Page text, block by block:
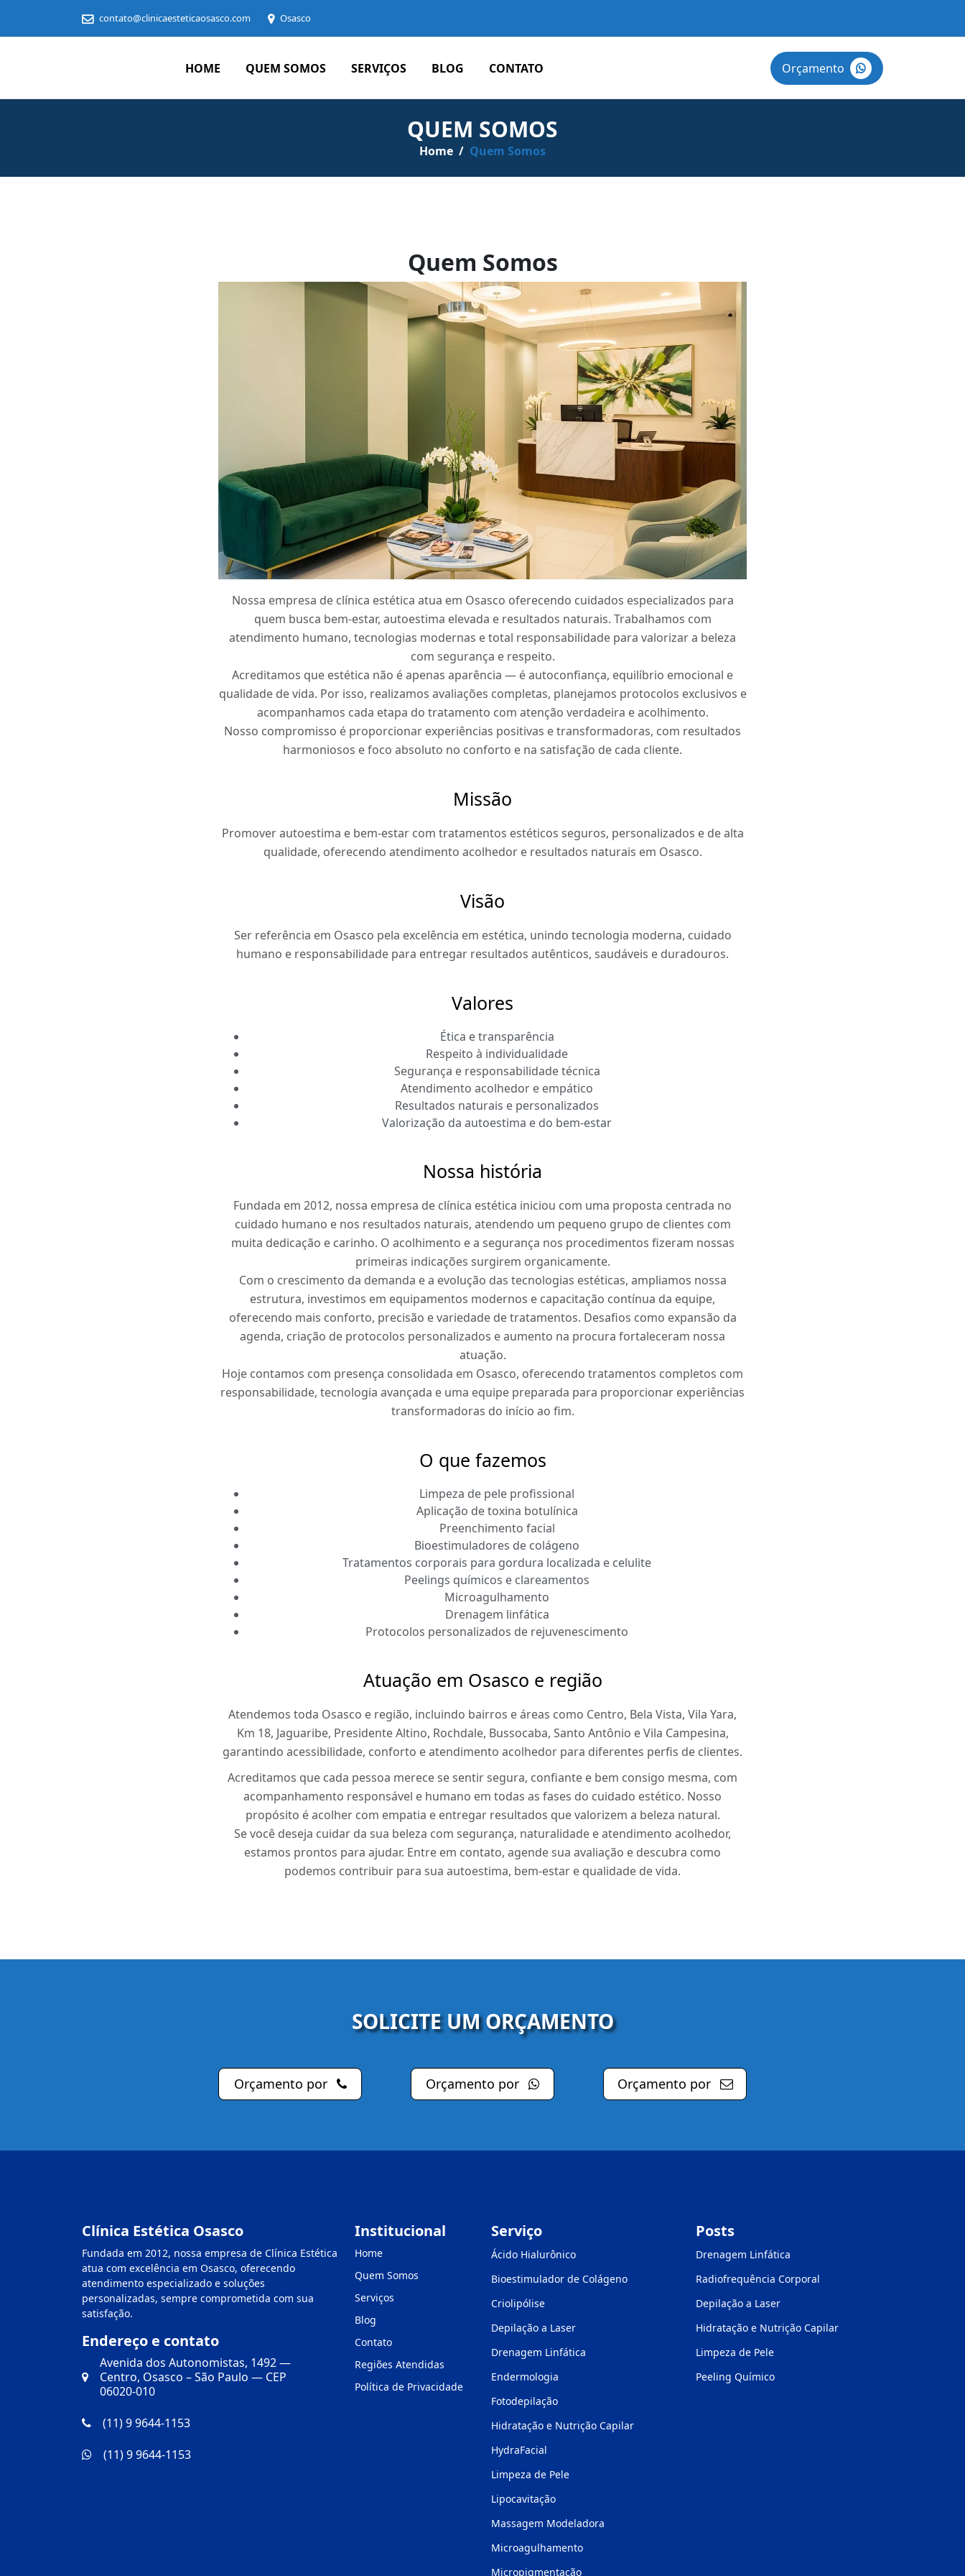
contato@clinicaesteticaosasco.com Osasco
HOME QUEM SOMOS SERVIÇOS BLOG CONTATO Orçamento
QUEM SOMOS
Home / Quem Somos
Quem Somos
Nossa empresa de clínica estética atua em Osasco oferecendo cuidados especializados para
quem busca bem-estar, autoestima elevada e resultados naturais. Trabalhamos com
atendimento humano, tecnologias modernas e total responsabilidade para valorizar a beleza
com segurança e respeito.
Acreditamos que estética não é apenas aparência — é autoconfiança, equilíbrio emocional e
qualidade de vida. Por isso, realizamos avaliações completas, planejamos protocolos exclusivos e
acompanhamos cada etapa do tratamento com atenção verdadeira e acolhimento.
Nosso compromisso é proporcionar experiências positivas e transformadoras, com resultados
harmoniosos e foco absoluto no conforto e na satisfação de cada cliente.
Missão
Promover autoestima e bem-estar com tratamentos estéticos seguros, personalizados e de alta
qualidade, oferecendo atendimento acolhedor e resultados naturais em Osasco.
Visão
Ser referência em Osasco pela excelência em estética, unindo tecnologia moderna, cuidado
humano e responsabilidade para entregar resultados autênticos, saudáveis e duradouros.
Valores
Ética e transparência
Respeito à individualidade
Segurança e responsabilidade técnica
Atendimento acolhedor e empático
Resultados naturais e personalizados
Valorização da autoestima e do bem-estar
Nossa história
Fundada em 2012, nossa empresa de clínica estética iniciou com uma proposta centrada no
cuidado humano e nos resultados naturais, atendendo um pequeno grupo de clientes com
muita dedicação e carinho. O acolhimento e a segurança nos procedimentos fizeram nossas
primeiras indicações surgirem organicamente.
Com o crescimento da demanda e a evolução das tecnologias estéticas, ampliamos nossa
estrutura, investimos em equipamentos modernos e capacitação contínua da equipe,
oferecendo mais conforto, precisão e variedade de tratamentos. Desafios como expansão da
agenda, criação de protocolos personalizados e aumento na procura fortaleceram nossa
atuação.
Hoje contamos com presença consolidada em Osasco, oferecendo tratamentos completos com
responsabilidade, tecnologia avançada e uma equipe preparada para proporcionar experiências
transformadoras do início ao fim.
O que fazemos
Limpeza de pele profissional
Aplicação de toxina botulínica
Preenchimento facial
Bioestimuladores de colágeno
Tratamentos corporais para gordura localizada e celulite
Peelings químicos e clareamentos
Microagulhamento
Drenagem linfática
Protocolos personalizados de rejuvenescimento
Atuação em Osasco e região
Atendemos toda Osasco e região, incluindo bairros e áreas como Centro, Bela Vista, Vila Yara,
Km 18, Jaguaribe, Presidente Altino, Rochdale, Bussocaba, Santo Antônio e Vila Campesina,
garantindo acessibilidade, conforto e atendimento acolhedor para diferentes perfis de clientes.
Acreditamos que cada pessoa merece se sentir segura, confiante e bem consigo mesma, com
acompanhamento responsável e humano em todas as fases do cuidado estético. Nosso
propósito é acolher com empatia e entregar resultados que valorizem a beleza natural.
Se você deseja cuidar da sua beleza com segurança, naturalidade e atendimento acolhedor,
estamos prontos para ajudar. Entre em contato, agende sua avaliação e descubra como
podemos contribuir para sua autoestima, bem-estar e qualidade de vida.
SOLICITE UM ORÇAMENTO
Orçamento por Orçamento por Orçamento por
Clínica Estética Osasco
Fundada em 2012, nossa empresa de Clínica Estética
atua com excelência em Osasco, oferecendo
atendimento especializado e soluções
personalizadas, sempre comprometida com sua
satisfação.
Endereço e contato
Avenida dos Autonomistas, 1492 —
Centro, Osasco – São Paulo — CEP
06020-010
(11) 9 9644-1153
(11) 9 9644-1153
Institucional
Home
Quem Somos
Serviços
Blog
Contato
Regiões Atendidas
Política de Privacidade
Serviço
Ácido Hialurônico
Bioestimulador de Colágeno
Criolipólise
Depilação a Laser
Drenagem Linfática
Endermologia
Fotodepilação
Hidratação e Nutrição Capilar
HydraFacial
Limpeza de Pele
Lipocavitação
Massagem Modeladora
Microagulhamento
Micropigmentação
Posts
Drenagem Linfática
Radiofrequência Corporal
Depilação a Laser
Hidratação e Nutrição Capilar
Limpeza de Pele
Peeling Químico